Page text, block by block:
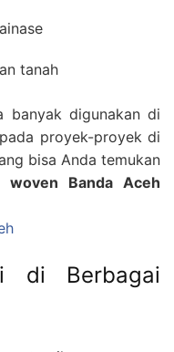
tanah
banyak digunakan di
proyek-proyek di
bisa Anda temukan
woven Banda Aceh
di Berbagai